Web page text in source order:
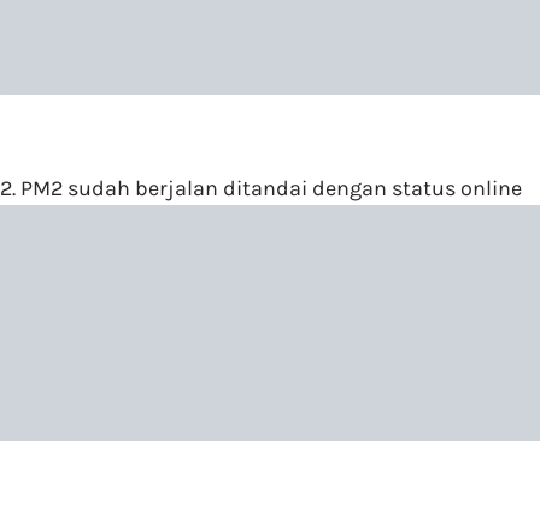
2. PM2 sudah berjalan ditandai dengan status online